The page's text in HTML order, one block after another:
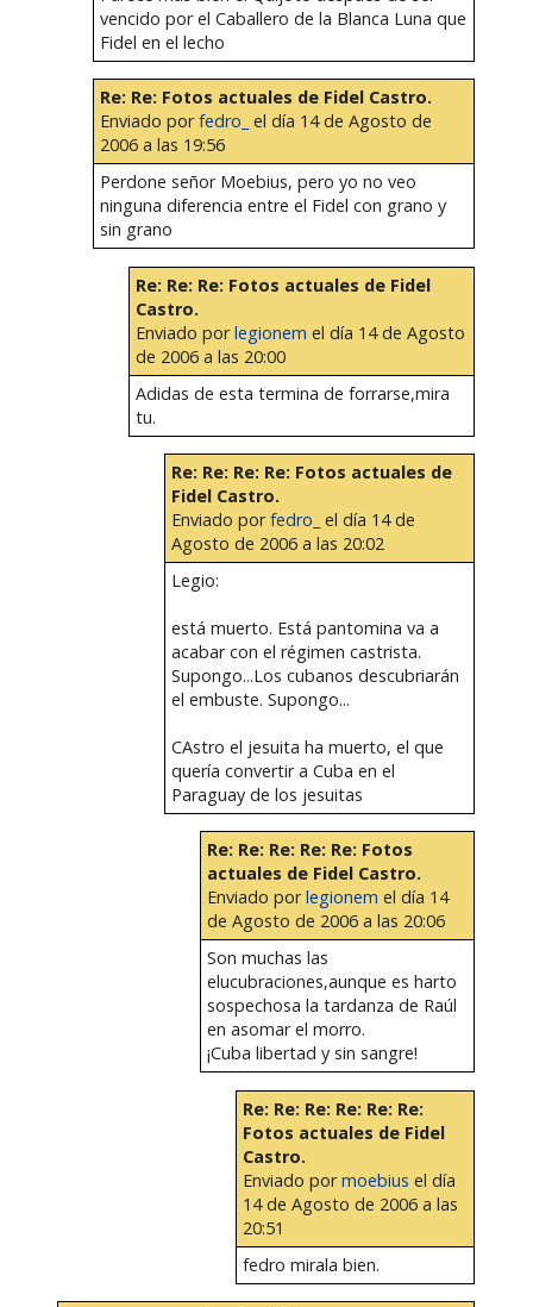
vencido por el Caballero de la Blanca Luna que
Fidel en el lecho
Re: Re: Fotos actuales de Fidel Castro.
Enviado porfedro_ el día 14 de Agosto de
2006 a las 19:56
Perdone señor Moebius, pero yo no veo
ninguna diferencia entre el Fidel con grano y
sin grano
Re: Re: Re: Fotos actuales de Fidel
Castro.
Enviado porlegionem el día 14 de Agosto
de 2006 a las 20:00
Adidas de esta termina de forrarse,mira
tu.
Re: Re: Re: Re: Fotos actuales de
Fidel Castro.
Enviado porfedro_ el día 14 de
Agosto de 2006 a las 20:02
Legio:
está muerto. Está pantomina va a
acabar con el régimen castrista.
Supongo...Los cubanos descubriarán
el embuste. Supongo...
CAstro el jesuita ha muerto, el que
quería convertir a Cuba en el
Paraguay de los jesuitas
Re: Re: Re: Re: Re: Fotos
actuales de Fidel Castro.
Enviado porlegionem el día 14
de Agosto de 2006 a las 20:06
Son muchas las
elucubraciones,aunque es harto
sospechosa la tardanza de Raúl
en asomar el morro.
¡Cuba libertad y sin sangre!
Re: Re: Re: Re: Re: Re:
Fotos actuales de Fidel
Castro.
Enviado pormoebius el día
14 de Agosto de 2006 a las
20:51
fedro mirala bien.